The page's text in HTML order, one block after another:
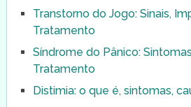
Transtorno do Jogo: Sinais,
Tratamento
Síndrome do Pânico:
Tratamento
Distimia: o que é, sintomas,